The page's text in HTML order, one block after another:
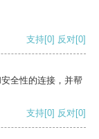
支持[0] 反对[0]
全性的连接，并帮
支持[0] 反对[0]